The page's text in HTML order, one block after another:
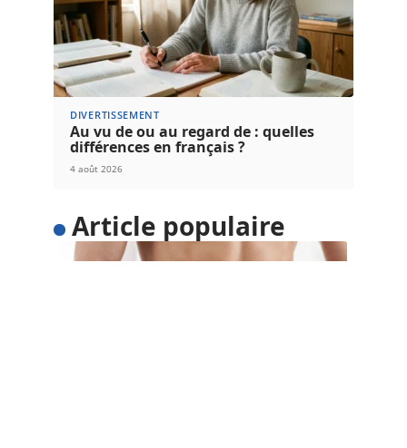
DIVERTISSEMENT
Au vu de ou au regard de : quelles
différences en français ?
4 août 2026
Article populaire